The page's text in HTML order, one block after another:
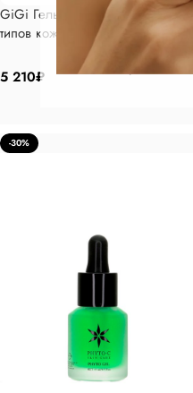
GiGi Гель очищающий для всех
типов кожи 250 мл
5 210₽
В корзину
-30%